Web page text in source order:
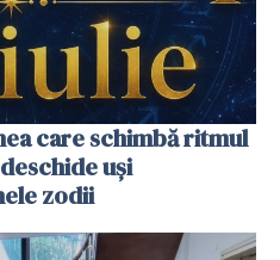
care schimbă ritmul
uși
zodii